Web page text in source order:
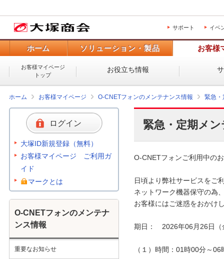
サポート イベ
ホーム ソリューション・製品 お客様
お客様マイページ
トップ
お役立ち情報
ホーム お客様マイページ O-CNETフォンのメンテナンス情報 緊急・
緊急・定期メ
O-CNETフォンご利用中の
日頃より弊社サービスをご
ネットワーク機器保守の為
お客様にはご迷惑をおかけ
期日：　2026年06月26日（
（１）時間：01時00分～06
ログイン
大塚ID新規登録（無料）
お客様マイページ ご利用ガ
イド
マークとは
O-CNETフォンのメンテナ
ンス情報
重要なお知らせ